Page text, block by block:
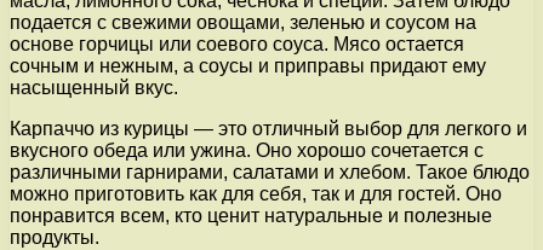
подается с свежими овощами, зеленью и соусом на
основе горчицы или соевого соуса. Мясо остается
сочным и нежным, а соусы и приправы придают ему
насыщенный вкус.
Карпаччо из курицы — это отличный выбор для легкого и
вкусного обеда или ужина. Оно хорошо сочетается с
различными гарнирами, салатами и хлебом. Такое блюдо
можно приготовить как для себя, так и для гостей. Оно
понравится всем, кто ценит натуральные и полезные
продукты.